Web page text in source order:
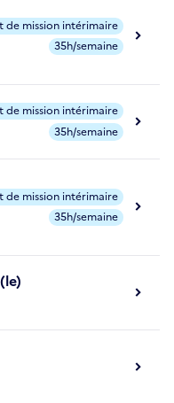
de mission intérimaire
35h/semaine
de mission intérimaire
35h/semaine
de mission intérimaire
35h/semaine